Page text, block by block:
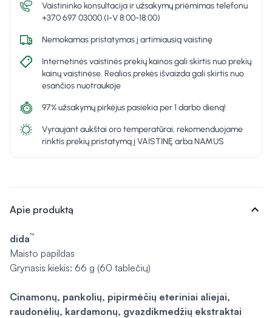
Vaistininko konsultacija ir užsakymų priėmimas telefonu
+370 697 03000 (I-V 8:00-18:00)
Nemokamas pristatymas į artimiausią vaistinę
Internetinės vaistinės prekių kainos gali skirtis nuo prekių
kainų vaistinėse. Realios prekės išvaizda gali skirtis nuo
esančios nuotraukoje
97% užsakymų pirkėjus pasiekia per 1 darbo dieną!
Vyraujant aukštai oro temperatūrai, rekomenduojame
rinktis prekių pristatymą į VAISTINĘ arba NAMUS
Apie produktą expand_more
dida™
Maisto papildas
Grynasis kiekis: 66 g (60 tablečių)
Cinamonų, pankolių, pipirmėčių eteriniai aliejai,
raudonėlių, kardamonų, gvazdikmedžių ekstraktai